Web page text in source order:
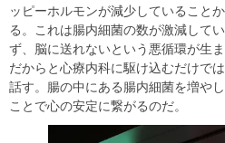
ッピーホルモンが減少していること
る。これは腸内細菌の数が激減して
ず、脳に送れないという悪循環が生
だからと心療内科に駆け込むだけで
話す。腸の中にある腸内細菌を増や
ことで心の安定に繋がるのだ。